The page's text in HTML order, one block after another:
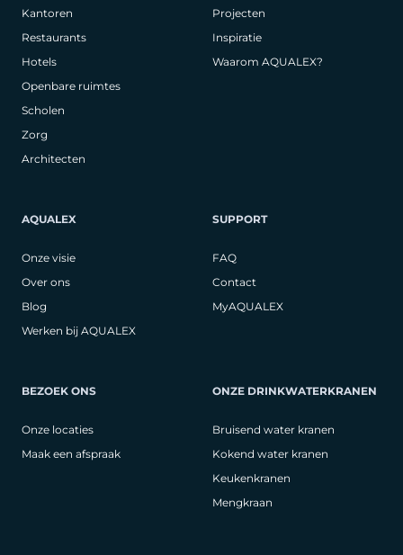
Kantoren
Restaurants
Hotels
Openbare ruimtes
Scholen
Zorg
Architecten
Projecten
Inspiratie
Waarom AQUALEX?
AQUALEX
Onze visie
Over ons
Blog
Werken bij AQUALEX
SUPPORT
FAQ
Contact
MyAQUALEX
BEZOEK ONS
Onze locaties
Maak een afspraak
ONZE DRINKWATERKRANEN
Bruisend water kranen
Kokend water kranen
Keukenkranen
Mengkraan